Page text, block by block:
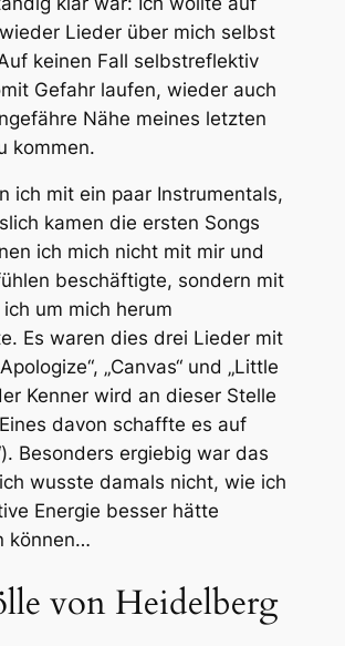
Lieder über mich selbst
keinen Fall selbstreflektiv
Gefahr laufen, wieder auch
Nähe meines letzten
kommen.
ich mit ein paar Instrumentals,
kamen die ersten Songs
ich mich nicht mit mir und
beschäftigte, sondern mit
um mich herum
Es waren dies drei Lieder mit
„Canvas“ und „Little
Kenner wird an dieser Stelle
davon schaffte es auf
Besonders ergiebig war das
wusste damals nicht, wie ich
Energie besser hätte
können…
von Heidelberg